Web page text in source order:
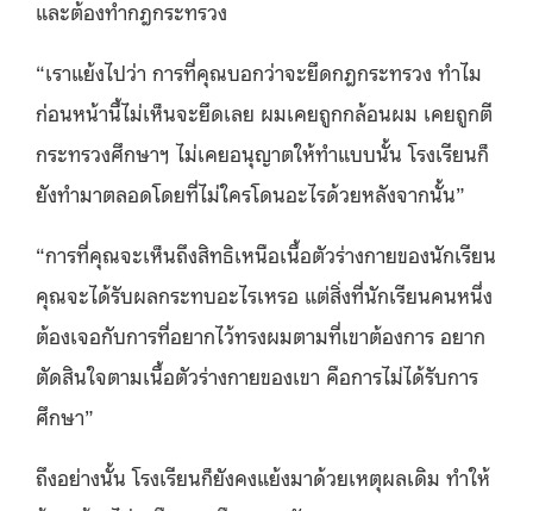
และต้องทำกฎกระทรวง
“เราแย้งไปว่า การที่คุณบอกว่าจะยึดกฎกระทรวง ทำไม
ก่อนหน้านี้ไม่เห็นจะยึดเลย ผมเคยถูกกล้อนผม เคยถูกตี
กระทรวงศึกษาฯ ไม่เคยอนุญาตให้ทำแบบนั้น โรงเรียนก็
ยังทำมาตลอดโดยที่ไม่ใครโดนอะไรด้วยหลังจากนั้น”
“การที่คุณจะเห็นถึงสิทธิเหนือเนื้อตัวร่างกายของนักเรียน
คุณจะได้รับผลกระทบอะไรเหรอ แต่สิ่งที่นักเรียนคนหนึ่ง
ต้องเจอกับการที่อยากไว้ทรงผมตามที่เขาต้องการ อยาก
ตัดสินใจตามเนื้อตัวร่างกายของเขา คือการไม่ได้รับการ
ศึกษา”
ถึงอย่างนั้น โรงเรียนก็ยังคงแย้งมาด้วยเหตุผลเดิม ทำให้